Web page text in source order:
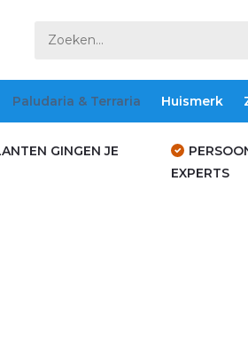
Paludaria & Terraria Huismerk
GINGEN JE
EXPERTS